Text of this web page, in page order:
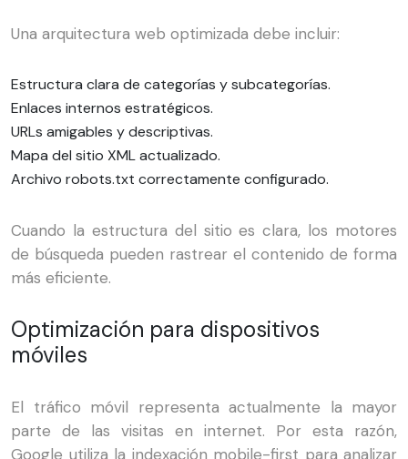
Una arquitectura web optimizada debe incluir:
Estructura clara de categorías y subcategorías.
Enlaces internos estratégicos.
URLs amigables y descriptivas.
Mapa del sitio XML actualizado.
Archivo robots.txt correctamente configurado.
Cuando la estructura del sitio es clara, los motores
de búsqueda pueden rastrear el contenido de forma
más eficiente.
Optimización para dispositivos
móviles
El tráfico móvil representa actualmente la mayor
parte de las visitas en internet. Por esta razón,
Google utiliza la indexación mobile-first para analizar